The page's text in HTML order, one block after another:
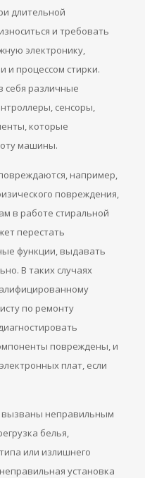
длительной
и требовать
электронику,
и процессом стирки.
себя различные
сенсоры,
которые
машины.
например,
повреждения,
в работе стиральной
перестать
функции, выдавать
В таких случаях
по ремонту
повреждены, и
плат, если
вызваны неправильным
белья,
или излишнего
установка